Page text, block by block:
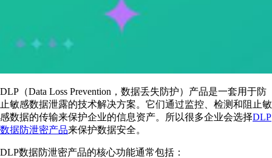
DLP（Data Loss Prevention，数据丢失防护）产品是一套用于防
止敏感数据泄露的技术解决方案。它们通过监控、检测和阻止敏
感数据的传输来保护企业的信息资产。所以很多企业会选择DLP
数据防泄密产品来保护数据安全。
DLP数据防泄密产品的核心功能通常包括：